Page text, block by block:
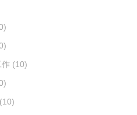
作 (10)
(10)